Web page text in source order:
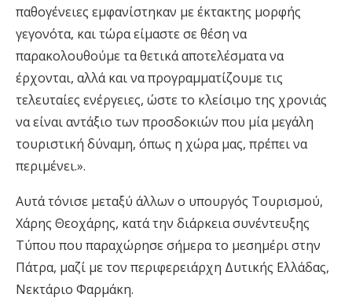
παθογένειες εμφανίστηκαν με έκτακτης μορφής
γεγονότα, και τώρα είμαστε σε θέση να
παρακολουθούμε τα θετικά αποτελέσματα να
έρχονται, αλλά και να προγραμματίζουμε τις
τελευταίες ενέργειες, ώστε το κλείσιμο της χρονιάς
να είναι αντάξιο των προσδοκιών που μία μεγάλη
τουριστική δύναμη, όπως η χώρα μας, πρέπει να
περιμένει.».
Αυτά τόνισε μεταξύ άλλων ο υπουργός Τουρισμού,
Χάρης Θεοχάρης, κατά την διάρκεια συνέντευξης
Τύπου που παραχώρησε σήμερα το μεσημέρι στην
Πάτρα, μαζί με τον περιφερειάρχη Δυτικής Ελλάδας,
Νεκτάριο Φαρμάκη.